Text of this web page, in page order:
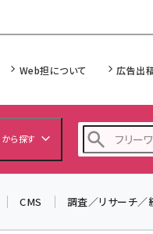
Web担について 広告出
から探す
CMS 調査／リサーチ／